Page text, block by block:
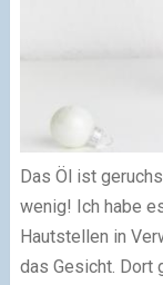
Das Öl ist
wenig! Ich habe
Hautstellen in
das Gesicht. Dort